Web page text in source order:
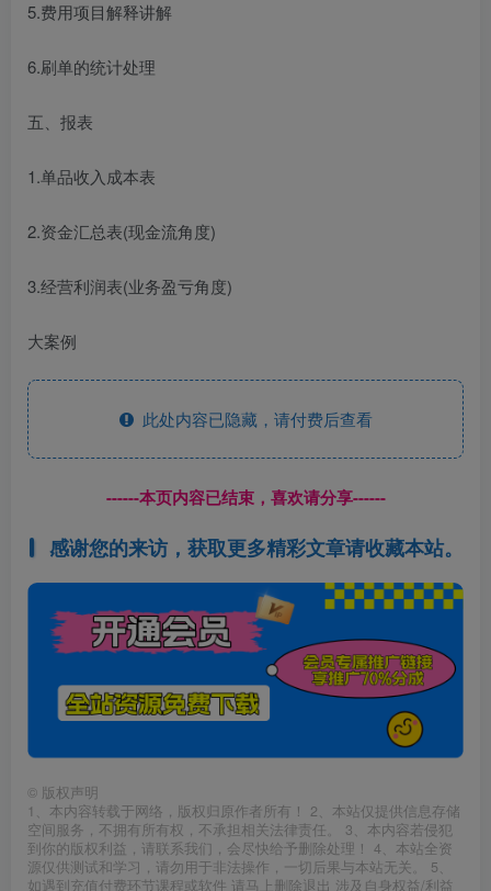
5.费用项目解释讲解
6.刷单的统计处理
五、报表
1.单品收入成本表
2.资金汇总表(现金流角度)
3.经营利润表(业务盈亏角度)
大案例
此处内容已隐藏，请付费后查看
------本页内容已结束，喜欢请分享------
感谢您的来访，获取更多精彩文章请收藏本站。
© 版权声明
1、本内容转载于网络，版权归原作者所有！ 2、本站仅提供信息存储
空间服务，不拥有所有权，不承担相关法律责任。 3、本内容若侵犯
到你的版权利益，请联系我们，会尽快给予删除处理！ 4、本站全资
源仅供测试和学习，请勿用于非法操作，一切后果与本站无关。 5、
如遇到充值付费环节课程或软件 请马上删除退出 涉及自身权益/利益